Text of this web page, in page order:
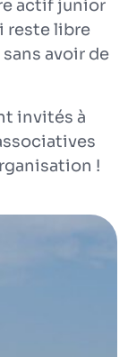
actif junior
reste libre
sans avoir de
invités à
!